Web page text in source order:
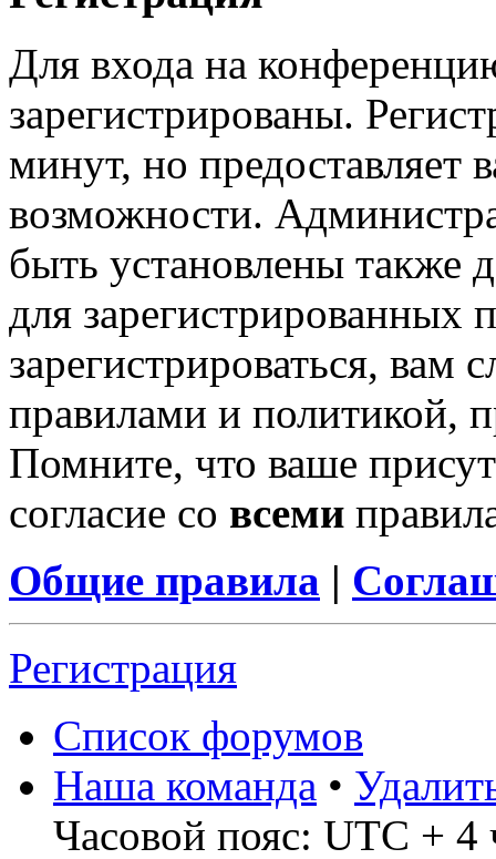
Для входа на
зарегистрированы.
минут, но предоставляет
возможности.
быть установлены также
для зарегистрированных
зарегистрироваться, вам
правилами и политикой,
Помните, что ваше
согласие со всеми
Общие правила |
Регистрация
Список форумов
Наша команда •
Часовой пояс: UTC + 4